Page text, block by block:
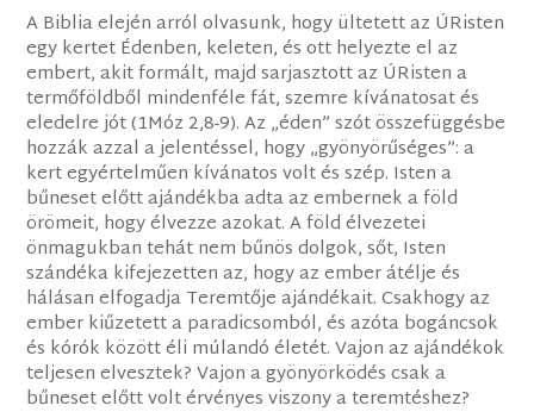
A Biblia elején arról olvasunk, hogy ültetett az ÚRisten
egy kertet Édenben, keleten, és ott helyezte el az
embert, akit formált, majd sarjasztott az ÚRisten a
termőföldből mindenféle fát, szemre kívánatosat és
eledelre jót (1Móz 2,8-9). Az „éden” szót összefüggésbe
hozzák azzal a jelentéssel, hogy „gyönyörűséges”: a
kert egyértelműen kívánatos volt és szép. Isten a
bűneset előtt ajándékba adta az embernek a föld
örömeit, hogy élvezze azokat. A föld élvezetei
önmagukban tehát nem bűnös dolgok, sőt, Isten
szándéka kifejezetten az, hogy az ember átélje és
hálásan elfogadja Teremtője ajándékait. Csakhogy az
ember kiűzetett a paradicsomból, és azóta bogáncsok
és kórók között éli múlandó életét. Vajon az ajándékok
teljesen elvesztek? Vajon a gyönyörködés csak a
bűneset előtt volt érvényes viszony a teremtéshez?